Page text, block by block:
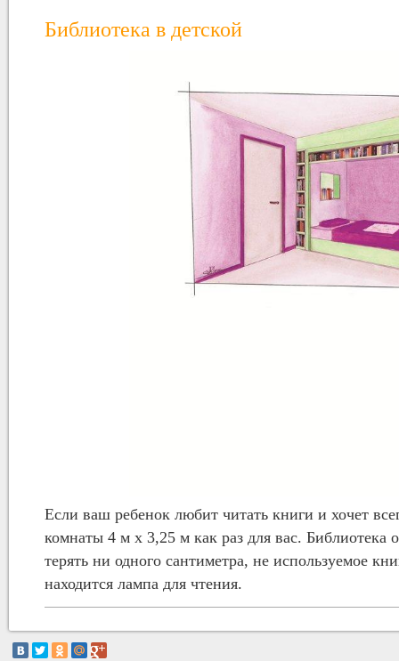
Библиотека в детской
Если ваш ребенок любит читать книги и хочет
комнаты 4 м x 3,25 м как раз для вас. Библиотека
терять ни одного сантиметра, не используемое
находится лампа для чтения.